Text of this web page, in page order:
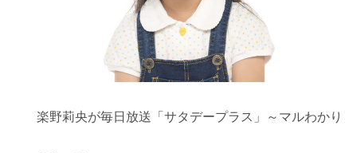
楽野莉央が毎日放送「サタデープラス」～マルわか